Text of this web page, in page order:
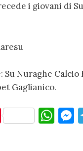
i giovani di
Su Nuraghe Calcio
Gaglianico.
Pi W